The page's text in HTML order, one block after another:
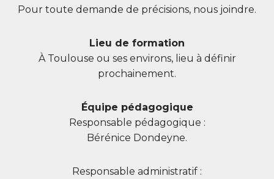
Pour toute demande de précisions, nous joindre.
Lieu de formation
À Toulouse ou ses environs, lieu à définir
prochainement.
Équipe pédagogique
Responsable pédagogique :
Bérénice Dondeyne.
Responsable administratif :